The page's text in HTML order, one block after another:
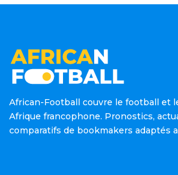
African-Football couvre le football et
Afrique francophone. Pronostics,
comparatifs de bookmakers adaptés